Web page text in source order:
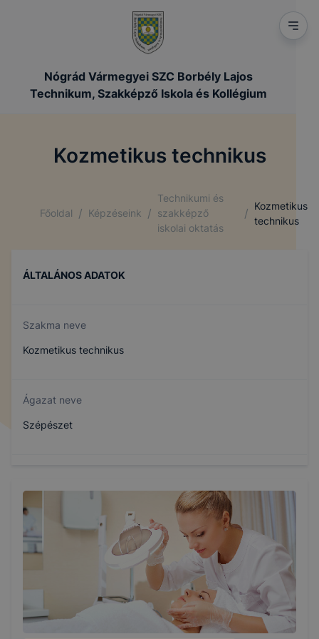
Nógrád Vármegyei SZC Borbély Lajos
Technikum, Szakképző Iskola és Kollégium
Kozmetikus technikus
Főoldal / Képzéseink /
Technikumi és
szakképző
iskolai oktatás
/
Kozmetikus
technikus
ÁLTALÁNOS ADATOK
Szakma neve
Kozmetikus technikus
Ágazat neve
Szépészet
Képzés időtartama
Választható szakmairányok: